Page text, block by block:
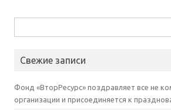
Свежие записи
Фонд «ВторРесурс» поздравляет все не
организации и присоединяется к